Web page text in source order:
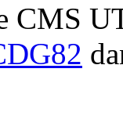
CMS